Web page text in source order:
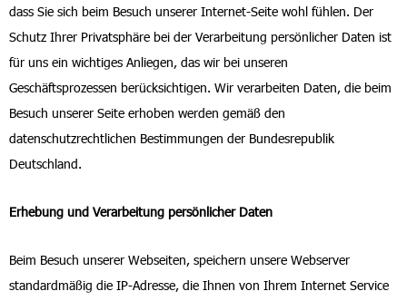
dass Sie sich beim Besuch unserer Internet-Seite wohl fühlen. Der
Schutz Ihrer Privatsphäre bei der Verarbeitung persönlicher Daten ist
für uns ein wichtiges Anliegen, das wir bei unseren
Geschäftsprozessen berücksichtigen. Wir verarbeiten Daten, die beim
Besuch unserer Seite erhoben werden gemäß den
datenschutzrechtlichen Bestimmungen der Bundesrepublik
Deutschland.
Erhebung und Verarbeitung persönlicher Daten
Beim Besuch unserer Webseiten, speichern unsere Webserver
standardmäßig die IP-Adresse, die Ihnen von Ihrem Internet Service